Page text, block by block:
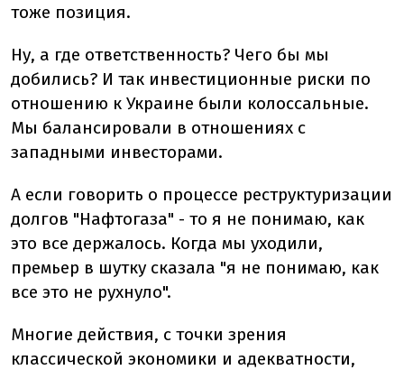
тоже позиция.
Ну, а где ответственность? Чего бы мы
добились? И так инвестиционные риски по
отношению к Украине были колоссальные.
Мы балансировали в отношениях с
западными инвесторами.
А если говорить о процессе реструктуризации
долгов "Нафтогаза" - то я не понимаю, как
это все держалось. Когда мы уходили,
премьер в шутку сказала "я не понимаю, как
все это не рухнуло".
Многие действия, с точки зрения
классической экономики и адекватности,